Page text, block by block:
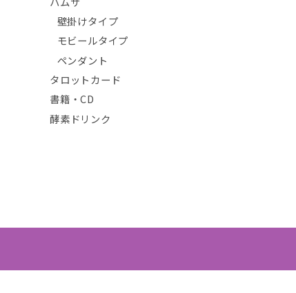
壁掛けタイプ
モビールタイプ
ペンダント
タロットカード
書籍・CD
酵素ドリンク